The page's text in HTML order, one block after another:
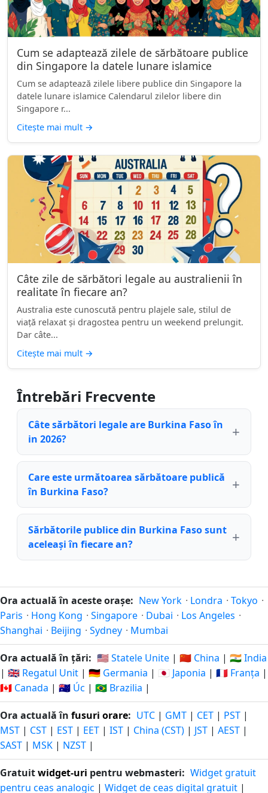
Cum se adaptează zilele de sărbătoare publice
din Singapore la datele lunare islamice
Cum se adaptează zilele libere publice din Singapore la
datele lunare islamice Calendarul zilelor libere din
Singapore r...
Citește mai mult →
Câte zile de sărbători legale au australienii în
realitate în fiecare an?
Australia este cunoscută pentru plajele sale, stilul de
viață relaxat și dragostea pentru un weekend prelungit.
Dar câte...
Citește mai mult →
Întrebări Frecvente
Câte sărbători legale are Burkina Faso în
in 2026?
Care este următoarea sărbătoare publică
în Burkina Faso?
Sărbătorile publice din Burkina Faso sunt
aceleași în fiecare an?
Ora actuală în aceste orașe: New York · Londra · Tokyo ·
Paris · Hong Kong · Singapore · Dubai · Los Angeles ·
Shanghai · Beijing · Sydney · Mumbai
Ora actuală în țări: 🇺🇸 Statele Unite | 🇨🇳 China | 🇮🇳 India
| 🇬🇧 Regatul Unit | 🇩🇪 Germania | 🇯🇵 Japonia | 🇫🇷 Franța |
🇨🇦 Canada | 🇦🇺 Úc | 🇧🇷 Brazilia |
Ora actuală în fusuri orare: UTC | GMT | CET | PST |
MST | CST | EST | EET | IST | China (CST) | JST | AEST |
SAST | MSK | NZST |
Gratuitwidget-uri pentru webmasteri: Widget gratuit
pentru ceas analogic | Widget de ceas digital gratuit |